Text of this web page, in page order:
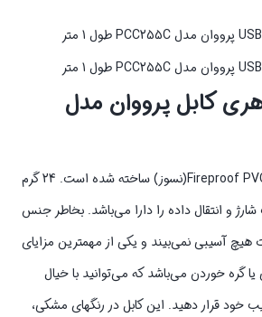
کابل پرووان مدل
بدنه این کابل از TPE و Fireproof PVC(نسوز) ساخته شده است. 24 گرم
شارژ و انتقال داده را دارا می‌باشد. بخاطر جنس
آسیبی نمی‌بیند و یکی از مهمترین مزایای
گره خوردن می‌باشد که می‌توانید با خیال
خود قرار دهید. این کابل در رنگهای مشکی،